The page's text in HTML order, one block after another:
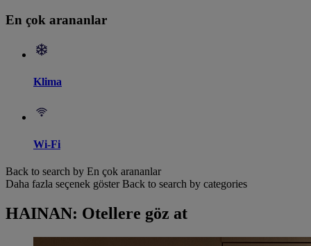
En çok arananlar
Klima
Wi-Fi
Back to search by En çok arananlar
Daha fazla seçenek göster Back to search by categories
HAINAN: Otellere göz at